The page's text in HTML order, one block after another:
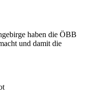
haben die ÖBB
und damit die